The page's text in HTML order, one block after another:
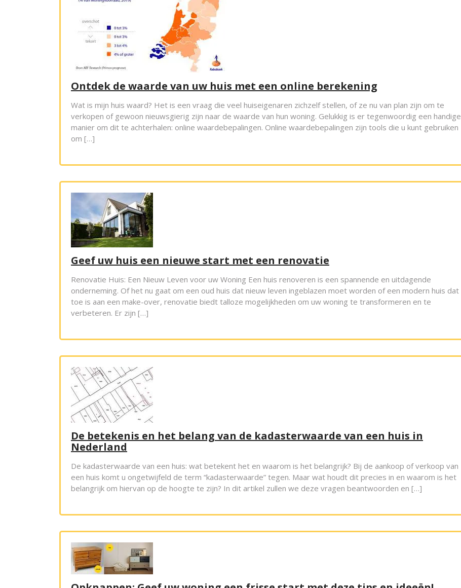
Ontdek de waarde van uw huis met een online berekening
Wat is mijn huis waard? Het is een vraag die veel huiseigenaren zichzelf stellen, of ze nu van plan zijn om te
verkopen of gewoon nieuwsgierig zijn naar de waarde van hun woning. Gelukkig is er tegenwoordig een handige
manier om dit te achterhalen: online waardebepalingen. Online waardebepalingen zijn tools die u kunt gebruiken
om […]
Geef uw huis een nieuwe start met een renovatie
Renovatie Huis: Een Nieuw Leven voor uw Woning Een huis renoveren is een spannende en uitdagende
onderneming. Of het nu gaat om een oud huis dat nieuw leven ingeblazen moet worden of een modern huis dat
toe is aan een make-over, renovatie biedt talloze mogelijkheden om uw woning te transformeren en te
verbeteren. Er zijn […]
De betekenis en het belang van de kadasterwaarde van een huis in
Nederland
De kadasterwaarde van een huis: wat betekent het en waarom is het belangrijk? Bij de aankoop of verkoop van
een huis komt u ongetwijfeld de term “kadasterwaarde” tegen. Maar wat houdt dit precies in en waarom is het
belangrijk om hiervan op de hoogte te zijn? In dit artikel zullen we deze vragen beantwoorden en […]